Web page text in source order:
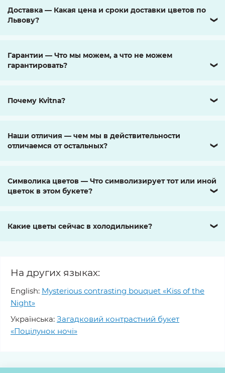
Доставка — Какая цена и сроки доставки цветов по
Львову?
❯
Гарантии — Что мы можем, а что не можем
гарантировать?
❯
Почему Kvitna? ❯
Наши отличия — чем мы в действительности
отличаемся от остальных?
❯
Символика цветов — Что символизирует тот или иной
цветок в этом букете?
❯
Какие цветы сейчас в холодильнике? ❯
На других языках:
English: Mysterious contrasting bouquet «Kiss of the
Night»
Українська: Загадковий контрастний букет
«Поцілунок ночі»